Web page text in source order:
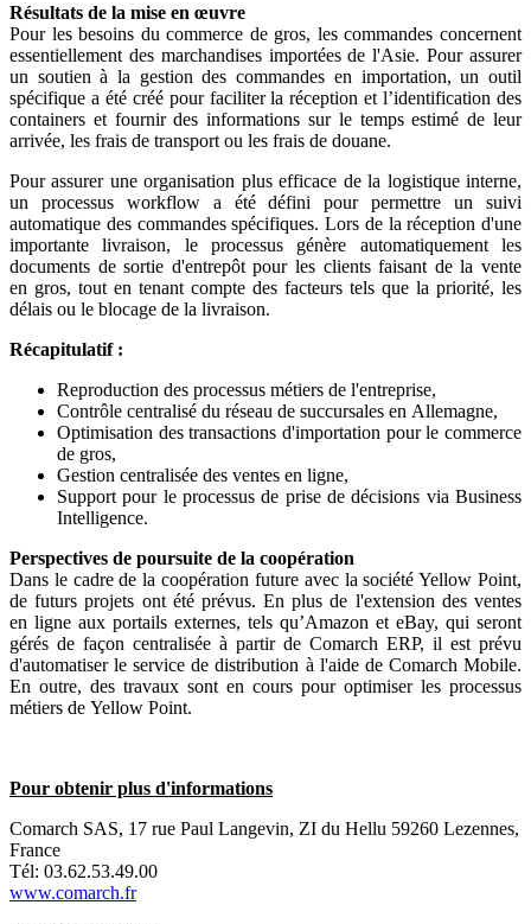
Résultats de la mise en œuvre
Pour les besoins du commerce de gros, les commandes concernent
essentiellement des marchandises importées de l'Asie. Pour assurer
un soutien à la gestion des commandes en importation, un outil
spécifique a été créé pour faciliter la réception et l’identification des
containers et fournir des informations sur le temps estimé de leur
arrivée, les frais de transport ou les frais de douane.
Pour assurer une organisation plus efficace de la logistique interne,
un processus workflow a été défini pour permettre un suivi
automatique des commandes spécifiques. Lors de la réception d'une
importante livraison, le processus génère automatiquement les
documents de sortie d'entrepôt pour les clients faisant de la vente
en gros, tout en tenant compte des facteurs tels que la priorité, les
délais ou le blocage de la livraison.
Récapitulatif :
Reproduction des processus métiers de l'entreprise,
Contrôle centralisé du réseau de succursales en Allemagne,
Optimisation des transactions d'importation pour le commerce
de gros,
Gestion centralisée des ventes en ligne,
Support pour le processus de prise de décisions via Business
Intelligence.
Perspectives de poursuite de la coopération
Dans le cadre de la coopération future avec la société Yellow Point,
de futurs projets ont été prévus. En plus de l'extension des ventes
en ligne aux portails externes, tels qu’Amazon et eBay, qui seront
gérés de façon centralisée à partir de Comarch ERP, il est prévu
d'automatiser le service de distribution à l'aide de Comarch Mobile.
En outre, des travaux sont en cours pour optimiser les processus
métiers de Yellow Point.
Pour obtenir plus d'informations
Comarch SAS, 17 rue Paul Langevin, ZI du Hellu 59260 Lezennes,
France
Tél: 03.62.53.49.00
www.comarch.fr